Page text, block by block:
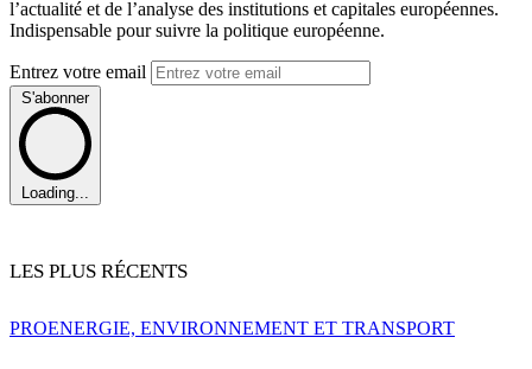
l’actualité et de l’analyse des institutions et capitales européennes.
Indispensable pour suivre la politique européenne.
Entrez votre email
S'abonner
Loading...
LES PLUS RÉCENTS
PROENERGIE, ENVIRONNEMENT ET TRANSPORT